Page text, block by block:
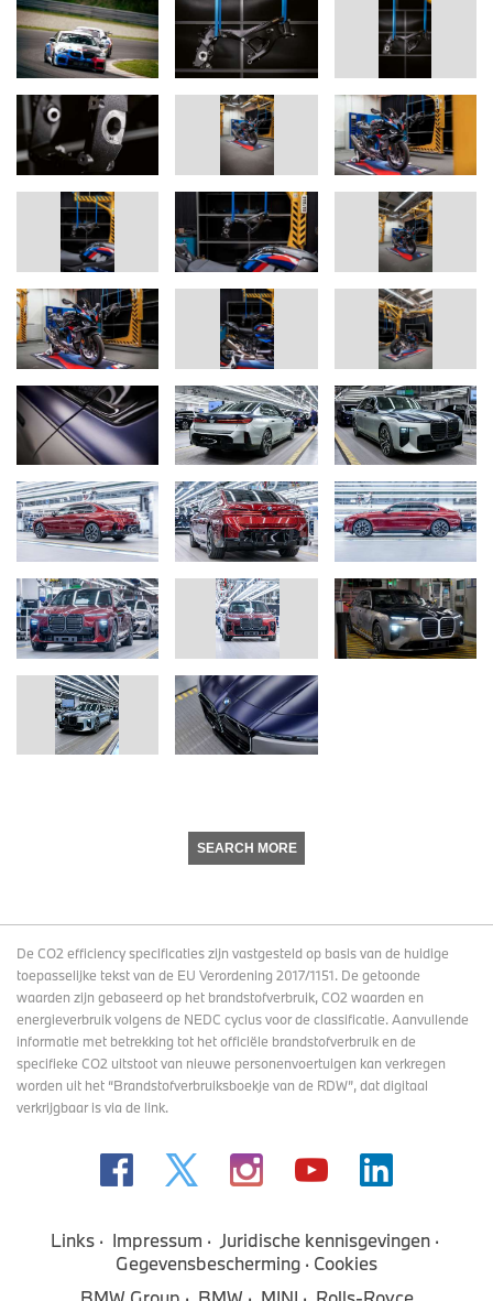
SEARCH MORE
De CO2 efficiency specificaties zijn vastgesteld op basis van de huidige
toepasselijke tekst van de EU Verordening 2017/1151. De getoonde
waarden zijn gebaseerd op het brandstofverbruik, CO2 waarden en
energieverbruik volgens de NEDC cyclus voor de classificatie. Aanvullende
informatie met betrekking tot het officiële brandstofverbruik en de
specifieke CO2 uitstoot van nieuwe personenvoertuigen kan verkregen
worden uit het “Brandstofverbruiksboekje van de RDW”, dat digitaal
verkrijgbaaris via de link.
Links Impressum
Juridische kennisgevingen
Gegevensbescherming
Cookies